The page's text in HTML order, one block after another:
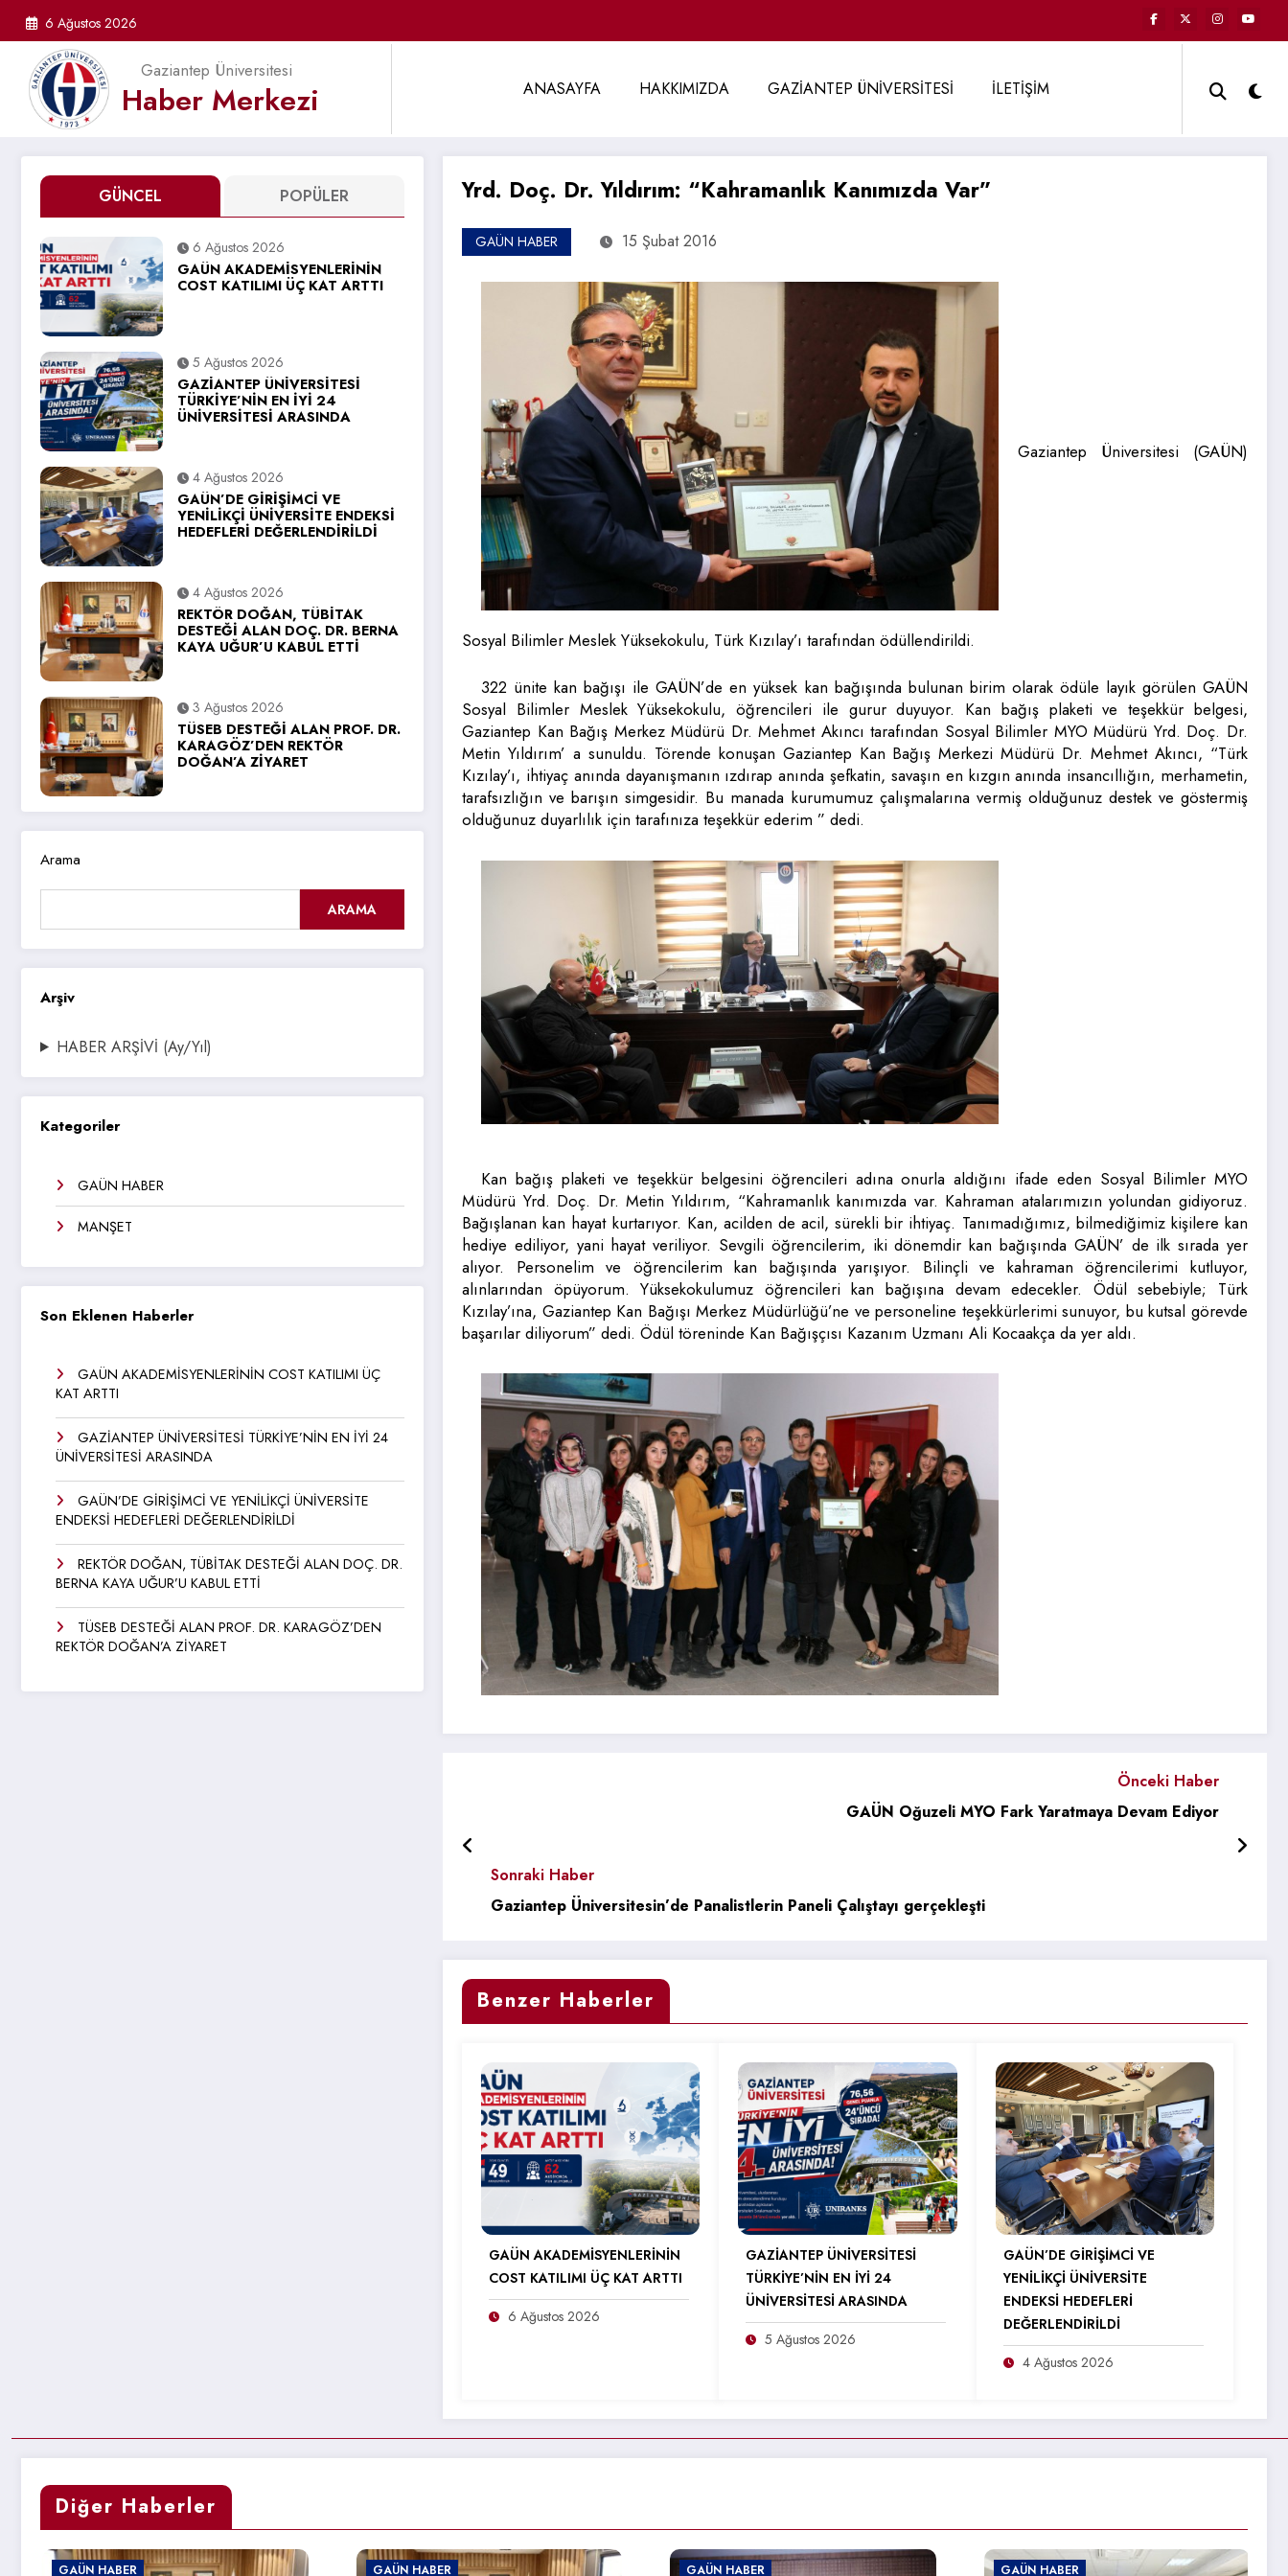
6 Ağustos 2026
Gaziantep Üniversitesi
Haber Merkezi ANASAYFA HAKKIMIZDA GAZİANTEP ÜNİVERSİTESİ İLETİŞİM
GÜNCEL POPÜLER
6 Ağustos 2026
GAÜN AKADEMİSYENLERİNİN
COST KATILIMI ÜÇ KAT ARTTI
5 Ağustos 2026
GAZİANTEP ÜNİVERSİTESİ
TÜRKİYE’NİN EN İYİ 24
ÜNİVERSİTESİ ARASINDA
4 Ağustos 2026
GAÜN’DE GİRİŞİMCİ VE
YENİLİKÇİ ÜNİVERSİTE ENDEKSİ
HEDEFLERİ DEĞERLENDİRİLDİ
4 Ağustos 2026
REKTÖR DOĞAN, TÜBİTAK
DESTEĞİ ALAN DOÇ. DR. BERNA
KAYA UĞUR’U KABUL ETTİ
3 Ağustos 2026
TÜSEB DESTEĞİ ALAN PROF. DR.
KARAGÖZ’DEN REKTÖR
DOĞAN’A ZİYARET
Arama
ARAMA
Arşiv
HABER ARŞİVİ (Ay/Yıl)
Kategoriler
GAÜN HABER
MANŞET
Son Eklenen Haberler
GAÜN AKADEMİSYENLERİNİN COST KATILIMI ÜÇ
KAT ARTTI
GAZİANTEP ÜNİVERSİTESİ TÜRKİYE’NİN EN İYİ 24
ÜNİVERSİTESİ ARASINDA
GAÜN’DE GİRİŞİMCİ VE YENİLİKÇİ ÜNİVERSİTE
ENDEKSİ HEDEFLERİ DEĞERLENDİRİLDİ
REKTÖR DOĞAN, TÜBİTAK DESTEĞİ ALAN DOÇ. DR.
BERNA KAYA UĞUR’U KABUL ETTİ
TÜSEB DESTEĞİ ALAN PROF. DR. KARAGÖZ’DEN
REKTÖR DOĞAN’A ZİYARET
Yrd. Doç. Dr. Yıldırım: “Kahramanlık Kanımızda Var”
GAÜN HABER 15 Şubat 2016
Gaziantep Üniversitesi (GAÜN)
Sosyal Bilimler Meslek Yüksekokulu, Türk Kızılay’ı tarafından ödüllendirildi.
322 ünite kan bağışı ile GAÜN’de en yüksek kan bağışında bulunan birim olarak ödüle layık görülen GAÜN
Sosyal Bilimler Meslek Yüksekokulu, öğrencileri ile gurur duyuyor. Kan bağış plaketi ve teşekkür belgesi,
Gaziantep Kan Bağış Merkez Müdürü Dr. Mehmet Akıncı tarafından Sosyal Bilimler MYO Müdürü Yrd. Doç. Dr.
Metin Yıldırım’ a sunuldu. Törende konuşan Gaziantep Kan Bağış Merkezi Müdürü Dr. Mehmet Akıncı, “Türk
Kızılay’ı, ihtiyaç anında dayanışmanın ızdırap anında şefkatin, savaşın en kızgın anında insancıllığın, merhametin,
tarafsızlığın ve barışın simgesidir. Bu manada kurumumuz çalışmalarına vermiş olduğunuz destek ve göstermiş
olduğunuz duyarlılık için tarafınıza teşekkür ederim ” dedi.
Kan bağış plaketi ve teşekkür belgesini öğrencileri adına onurla aldığını ifade eden Sosyal Bilimler MYO
Müdürü Yrd. Doç. Dr. Metin Yıldırım, “Kahramanlık kanımızda var. Kahraman atalarımızın yolundan gidiyoruz.
Bağışlanan kan hayat kurtarıyor. Kan, acilden de acil, sürekli bir ihtiyaç. Tanımadığımız, bilmediğimiz kişilere kan
hediye ediliyor, yani hayat veriliyor. Sevgili öğrencilerim, iki dönemdir kan bağışında GAÜN’ de ilk sırada yer
alıyor. Personelim ve öğrencilerim kan bağışında yarışıyor. Bilinçli ve kahraman öğrencilerimi kutluyor,
alınlarından öpüyorum. Yüksekokulumuz öğrencileri kan bağışına devam edecekler. Ödül sebebiyle; Türk
Kızılay’ına, Gaziantep Kan Bağışı Merkez Müdürlüğü’ne ve personeline teşekkürlerimi sunuyor, bu kutsal görevde
başarılar diliyorum” dedi. Ödül töreninde Kan Bağışçısı Kazanım Uzmanı Ali Kocaakça da yer aldı.
Önceki Haber
GAÜN Oğuzeli MYO Fark Yaratmaya Devam Ediyor
Sonraki Haber
Gaziantep Üniversitesin’de Panalistlerin Paneli Çalıştayı gerçekleşti
Benzer Haberler
GAÜN AKADEMİSYENLERİNİN
COST KATILIMI ÜÇ KAT ARTTI
6 Ağustos 2026
GAZİANTEP ÜNİVERSİTESİ
TÜRKİYE’NİN EN İYİ 24
ÜNİVERSİTESİ ARASINDA
5 Ağustos 2026
GAÜN’DE GİRİŞİMCİ VE
YENİLİKÇİ ÜNİVERSİTE
ENDEKSİ HEDEFLERİ
DEĞERLENDİRİLDİ
4 Ağustos 2026
Diğer Haberler
GAÜN HABER GAÜN HABER GAÜN HABER GAÜN HABER